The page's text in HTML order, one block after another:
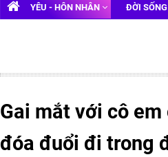
YÊU - HÔN NHÂN ĐỜI
Gai mắt với cô
đóa đuổi đi trong